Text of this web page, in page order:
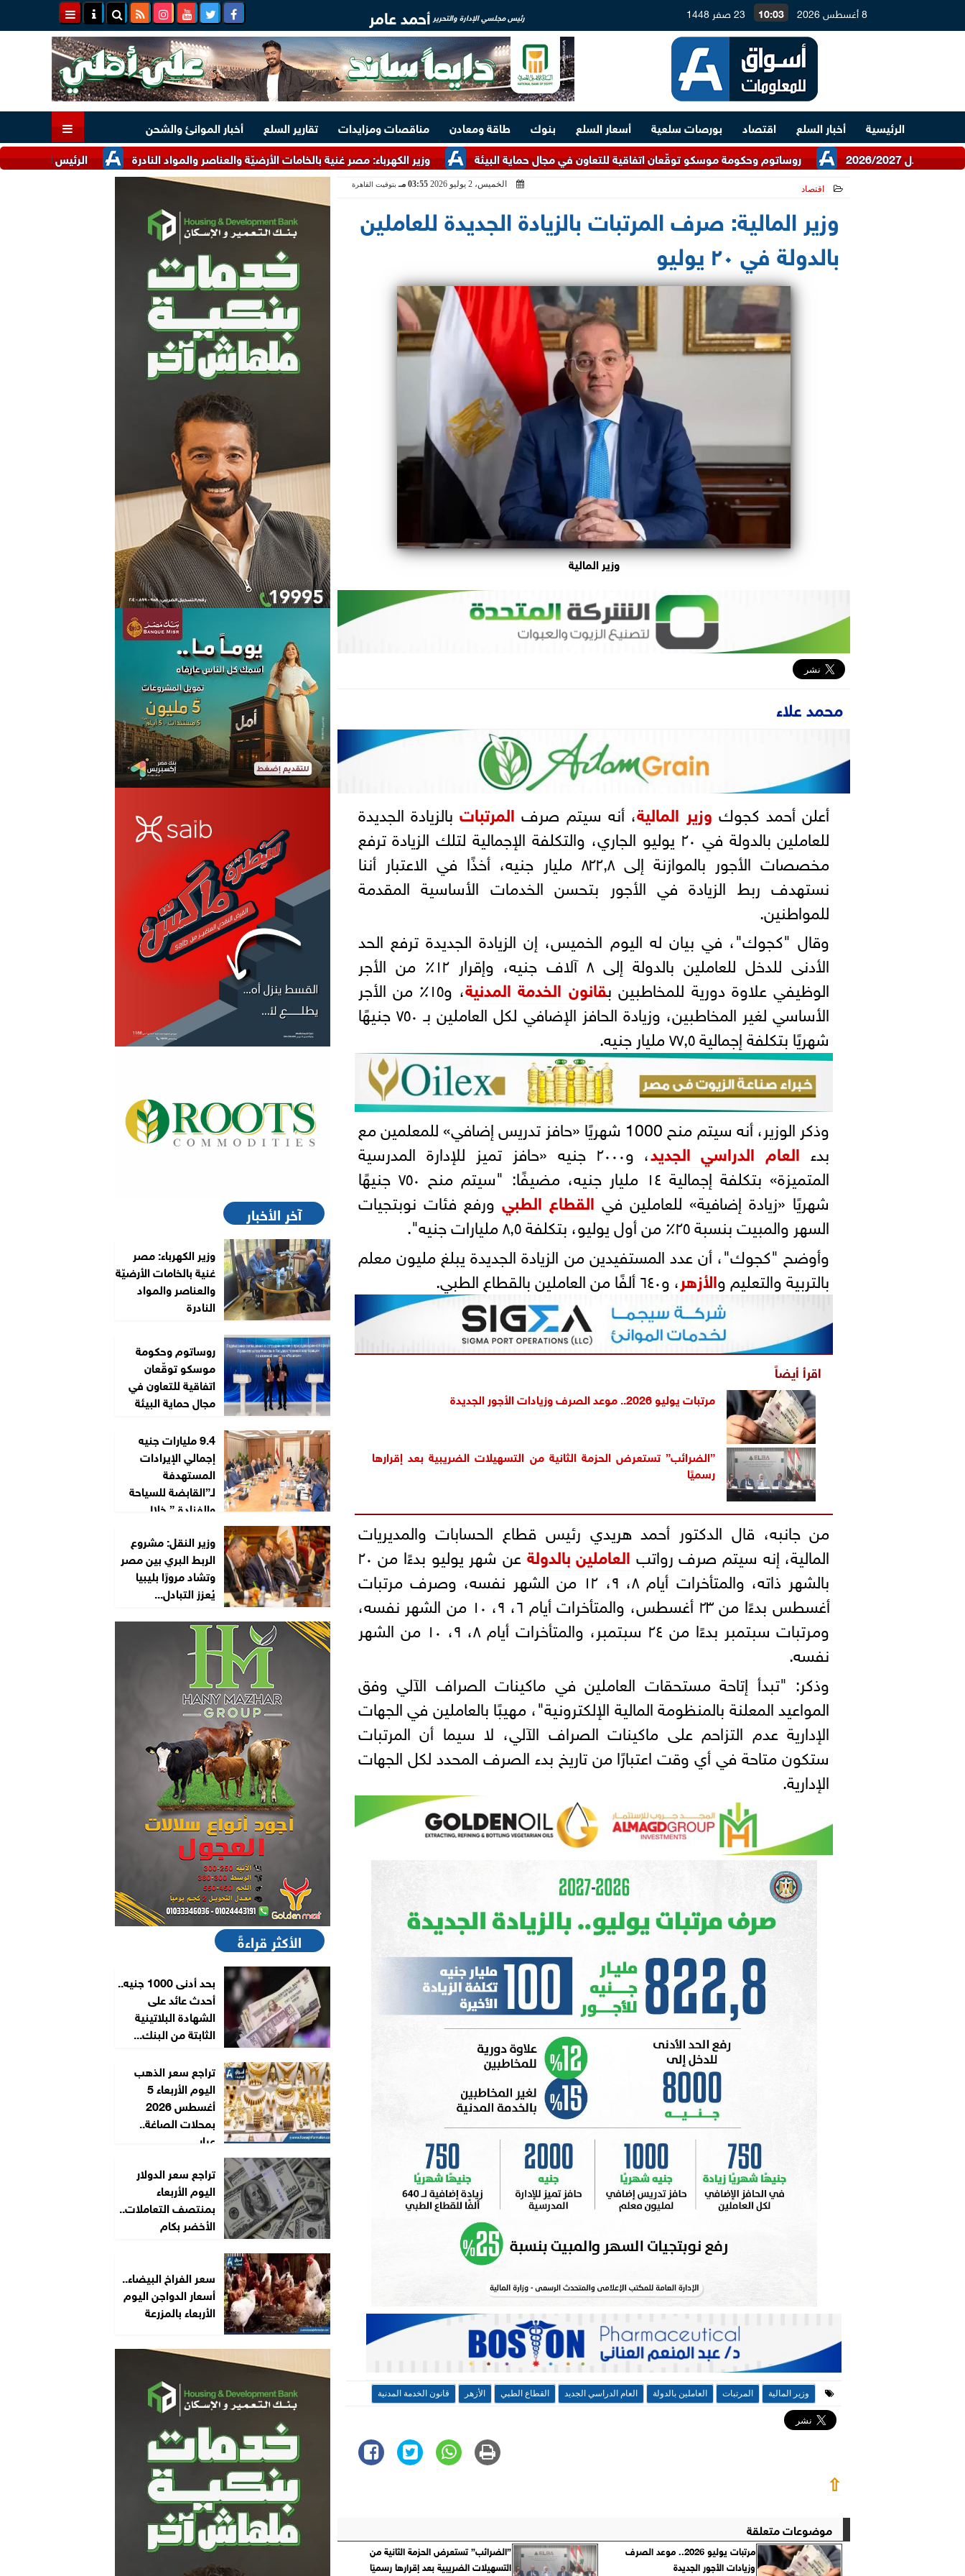
8 أغسطس 2026 10:03 23 صفر 1448 رئيس مجلسي الإدارة والتحرير أحمد عامر
الرئيسية أخبار السلع اقتصاد بورصات سلعية أسعار السلع بنوك طاقة ومعادن مناقصات ومزايدات تقارير السلع
أخبار الموانئ والشحن
الرئيس السيسي وملك البحرين
وزير الكهرباء: مصر غنية بالخامات الأرضيّة والعناصر والمواد النادرة روساتوم وحكومة موسكو توقّعان اتفاقية للتعاون في مجال حماية البيئة
اقتصاد الخميس، 2 يوليو 2026 03:55 مـ بتوقيت القاهرة
وزير المالية: صرف المرتبات بالزيادة الجديدة للعاملين
بالدولة في ٢٠ يوليو
وزير المالية
محمد علاء
أعلن أحمد كجوك وزير المالية، أنه سيتم صرف المرتباتبالزيادة الجديدة
للعاملين بالدولة في ٢٠ يوليو الجاري، والتكلفة الإجمالية لتلك الزيادة ترفع
مخصصات الأجور بالموازنة إلى ٨٢٢,٨ مليار جنيه، أخذًا في الاعتبار أننا
نستهدف ربط الزيادة في الأجور بتحسن الخدمات الأساسية المقدمة
للمواطنين.
وقال "كجوك"، في بيان له اليوم الخميس، إن الزيادة الجديدة ترفع الحد
الأدنى للدخل للعاملين بالدولة إلى ٨ آلاف جنيه، وإقرار ١٢٪ من الأجر
الوظيفي علاوة دورية للمخاطبين بقانون الخدمة المدنية
، و١٥٪ من الأجر
الأساسي لغير المخاطبين، وزيادة الحافز الإضافي لكل العاملين بـ ٧٥٠ جنيهًا
شهريًا بتكلفة إجمالية ٧٧,٥ مليار جنيه.
وذكر الوزير، أنه سيتم منح 1000 شهريًا «حافز تدريس إضافي» للمعلمين مع
بدء العام الدراسي الجديد
، و٢٠٠٠ جنيه «حافز تميز للإدارة المدرسية
المتميزة» بتكلفة إجمالية ١٤ مليار جنيه، مضيفًا: "سيتم منح ٧٥٠ جنيهًا
شهريًا «زيادة إضافية» للعاملين في القطاع الطبي ورفع فئات نوبتجيات
السهر والمبيت بنسبة ٢٥٪ من أول يوليو، بتكلفة ٨,٥ مليارات جنيه".
وأوضح "كجوك"، أن عدد المستفيدين من الزيادة الجديدة يبلغ مليون معلم
بالتربية والتعليم والأزهر، و٦٤٠ ألفًا من العاملين بالقطاع الطبي.
اقرأ أيضاً
مرتبات يوليو 2026.. موعد الصرف وزيادات الأجور الجديدة
”الضرائب” تستعرض الحزمة الثانية من التسهيلات الضريبية بعد إقرارها
رسميًا
من جانبه، قال الدكتور أحمد هريدي رئيس قطاع الحسابات والمديريات
المالية، إنه سيتم صرف رواتب العاملين بالدولة
عن شهر يوليو بدءًا من ٢٠
بالشهر ذاته، والمتأخرات أيام ٨، ٩، ١٢ من الشهر نفسه، وصرف مرتبات
أغسطس بدءًا من ٢٣ أغسطس، والمتأخرات أيام ٦، ٩، ١٠ من الشهر نفسه،
ومرتبات سبتمبر بدءًا من ٢٤ سبتمبر، والمتأخرات أيام ٨، ٩، ١٠ من الشهر
نفسه.
وذكر: "تبدأ إتاحة مستحقات العاملين في ماكينات الصراف الآلي وفق
المواعيد المعلنة بالمنظومة المالية الإلكترونية"، مهيبًا بالعاملين في الجهات
الإدارية عدم التزاحم على ماكينات الصراف الآلي، لا سيما أن المرتبات
ستكون متاحة في أي وقت اعتبارًا من تاريخ بدء الصرف المحدد لكل الجهات
الإدارية.
وزير المالية المرتبات العاملين بالدولة العام الدراسي الجديد القطاع الطبي الأزهر قانون الخدمة المدنية
⇧
موضوعات متعلقة
مرتبات يوليو 2026.. موعد الصرف
وزيادات الأجور الجديدة
”الضرائب” تستعرض الحزمة الثانية من
التسهيلات الضريبية بعد إقرارها رسميًا
آخر الأخبار
وزير الكهرباء: مصر
غنية بالخامات الأرضيّة
والعناصر والمواد
النادرة
روساتوم وحكومة
موسكو توقّعان
اتفاقية للتعاون في
مجال حماية البيئة
9.4 مليارات جنيه
إجمالي الإيرادات
المستهدفة
لـ”القابضة للسياحة
والفنادق” خلال
وزير النقل: مشروع
الربط البري بين مصر
وتشاد مرورًا بليبيا
يُعزز التبادل...
الأكثر قراءةً
بحد أدنى 1000 جنيه..
أحدث عائد على
الشهادة البلاتينية
الثابتة من البنك...
تراجع سعر الذهب
اليوم الأربعاء 5
أغسطس 2026
بمحلات الصاغة..
عيار...
تراجع سعر الدولار
اليوم الأربعاء
بمنتصف التعاملات..
الأخضر بكام
سعر الفراخ البيضاء..
أسعار الدواجن اليوم
الأربعاء بالمزرعة